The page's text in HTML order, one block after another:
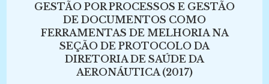
GESTÃO POR PROCESSOS E GESTÃO
DE DOCUMENTOS COMO
FERRAMENTAS DE MELHORIA NA
SEÇÃO DE PROTOCOLO DA
DIRETORIA DE SAÚDE DA
AERONÁUTICA (2017)